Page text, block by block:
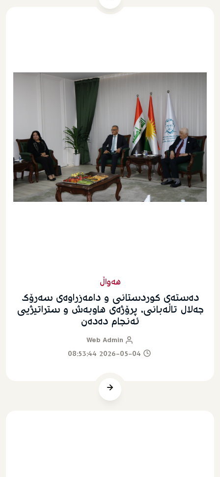
هەواڵ
دەستەی كوردستانی و دامەزراوەی سەرۆك
جەلال تاڵەبانی، پرۆژەی هاوبەش و ستراتیژیی
ئەنجام دەدەن
Web Admin
2026-05-04 08:53:44